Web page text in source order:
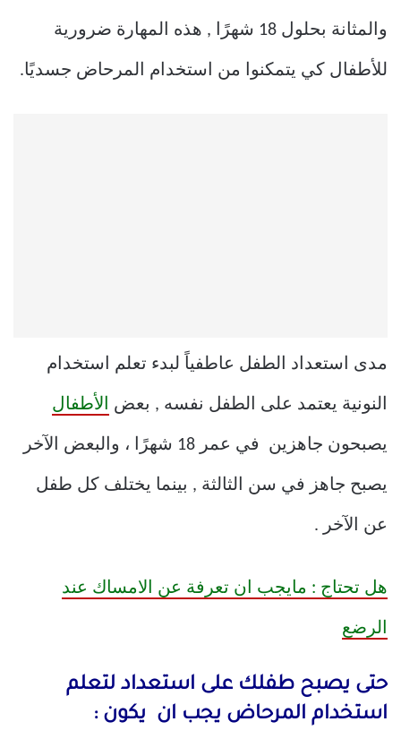
والمثانة بحلول 18 شهرًا , هذه المهارة ضرورية
للأطفال كي يتمكنوا من استخدام المرحاض جسديًا.
مدى استعداد الطفل عاطفياً لبدء تعلم استخدام
النونية يعتمد على الطفل نفسه , بعض الأطفال
يصبحون جاهزين في عمر 18 شهرًا ، والبعض الآخر
يصبح جاهز في سن الثالثة , بينما يختلف كل طفل
عن الآخر .
هل تحتاج : مايجب ان تعرفة عن الامساك عند
الرضع
حتى يصبح طفلك على استعداد لتعلم
استخدام المرحاض يجب ان يكون :